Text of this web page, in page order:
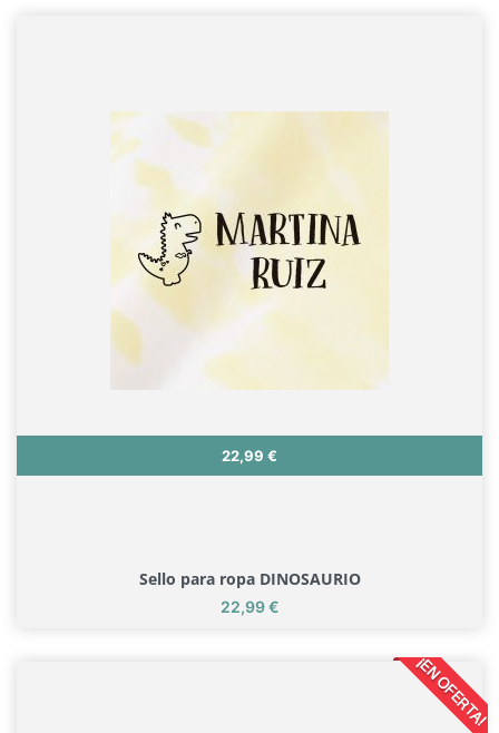
Precio
22,99 €
Sello para ropa DINOSAURIO
Precio
22,99 €
¡EN OFERTA!